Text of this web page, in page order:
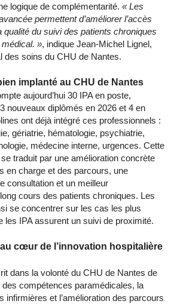
logique de complémentarité. « Les
permettent d’améliorer l’accès
du suivi des patients chroniques
», indique Jean-Michel Lignel,
des soins du CHU de Nantes.
implanté au CHU de Nantes
aujourd’hui 30 IPA en poste,
nouveaux diplômés en 2026 et 4 en
ont déjà intégré ces professionnels :
gériatrie, hématologie, psychiatrie,
médecine interne, urgences. Cette
traduit par une amélioration concrète
en charge et des parcours, une
consultation et un meilleur
cours des patients chroniques. Les
se concentrer sur les cas les plus
les IPA assurent un suivi de proximité.
au cœur de l’innovation hospitalière
dans la volonté du CHU de Nantes de
des compétences paramédicales, la
infirmières et l’amélioration des parcours